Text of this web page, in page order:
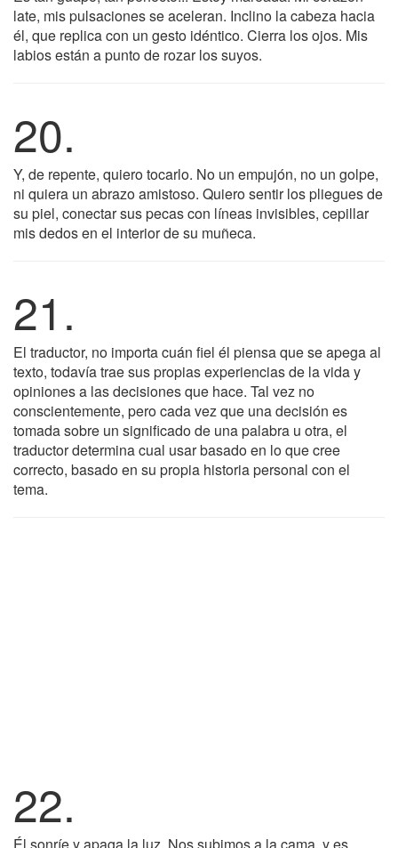
late, mis pulsaciones se aceleran. Inclino la cabeza hacia
él, que replica con un gesto idéntico. Cierra los ojos. Mis
labios están a punto de rozar los suyos.
20.
Y, de repente, quiero tocarlo. No un empujón, no un golpe,
ni quiera un abrazo amistoso. Quiero sentir los pliegues de
su piel, conectar sus pecas con líneas invisibles, cepillar
mis dedos en el interior de su muñeca.
21.
El traductor, no importa cuán fiel él piensa que se apega al
texto, todavía trae sus propias experiencias de la vida y
opiniones a las decisiones que hace. Tal vez no
conscientemente, pero cada vez que una decisión es
tomada sobre un significado de una palabra u otra, el
traductor determina cual usar basado en lo que cree
correcto, basado en su propia historia personal con el
tema.
22.